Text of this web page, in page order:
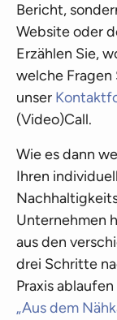
Bericht,
Website oder
Erzählen Sie,
welche
unser
(Video)Call.
Wie es dann
Ihren
Unternehmen
aus den
drei Schritte
Praxis
„Aus dem